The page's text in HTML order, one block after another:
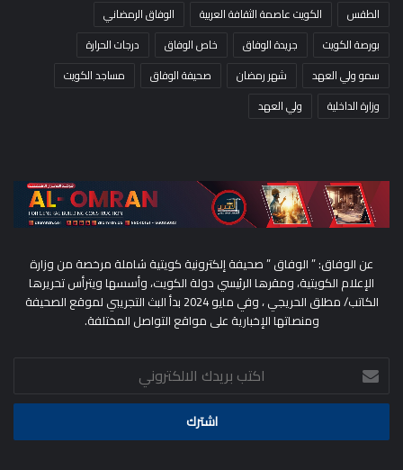
الطقس
الكويت عاصمة الثقافة العربية
الوفاق الرمضاني
بورصة الكويت
جريدة الوفاق خاص الوفاق
درجات الحرارة
سمو ولي العهد
شهر رمضان صحيفة الوفاق
مساجد الكويت
وزارة الداخلية
ولي العهد
عن الوفاق: ” الوفاق ” صحيفة إلكترونية كويتية شاملة مرخصة من وزارة
الإعلام الكويتية، ومقرها الرئيسي دولة الكويت، وأسسها ويترأس تحريرها
الكاتب/ مطلق الحريجي ، وفي مايو 2024 بدأ البث التجريبي لموقع الصحيفة
ومنصاتها الإخبارية على مواقع التواصل المختلفة.
اكتب
بريدك
الالكتروني